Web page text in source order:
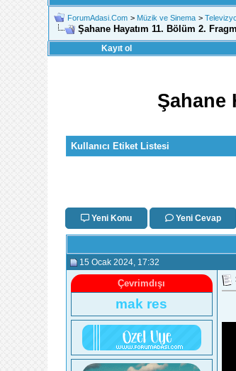
ForumAdasi.Com > Müzik ve Sinema >
Şahane Hayatım 11. Bölüm 2.
Kayıt ol
Şahane
Kullanıcı Etiket Listesi
Yeni Konu Yeni Cevap
15 Ocak 2024, 17:32
Çevrimdışı
mak res